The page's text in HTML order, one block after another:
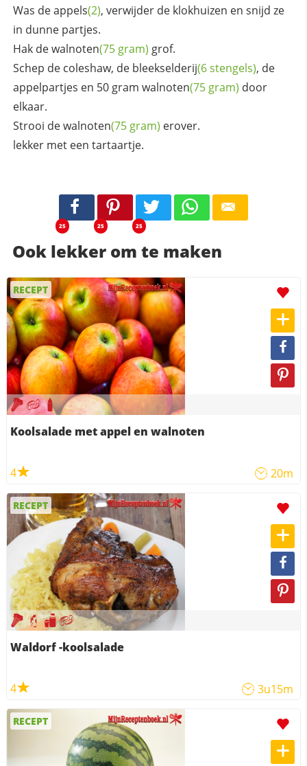
Was deappels(2), verwijder de klokhuizen en snijd ze
in dunne partjes.
Hak dewalnoten(75 gram) grof.
Schep de coleshaw, de bleekselderij(6 stengels), de
appelpartjes en 50 gram walnoten(75 gram) door
elkaar.
Strooi dewalnoten(75 gram) erover.
lekker met een tartaartje.
25 25 25
Ook lekker om te maken
RECEPT
Koolsalade met appel en walnoten
4 20m
RECEPT
Waldorf -koolsalade
4 3u15m
RECEPT